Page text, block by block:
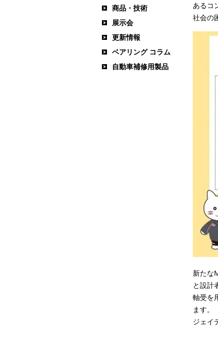
あるコ
社会の
新たな
と設計
軸受を
ます。
ジェイ
商品・技術
展示会
更新情報
ベアリング コラム
自動車補修用製品